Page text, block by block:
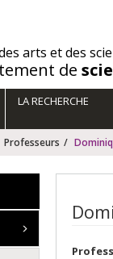
arts et des
de
LA RECHERCHE
Professeurs